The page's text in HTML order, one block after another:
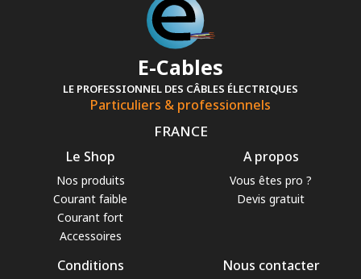
E-Cables
LE PROFESSIONNEL DES CÂBLES ÉLECTRIQUES
Particuliers & professionnels
FRANCE
Le Shop
Nos produits
Courant faible
Courant fort
Accessoires
A propos
Vous êtes pro ?
Devis gratuit
Conditions Nous contacter